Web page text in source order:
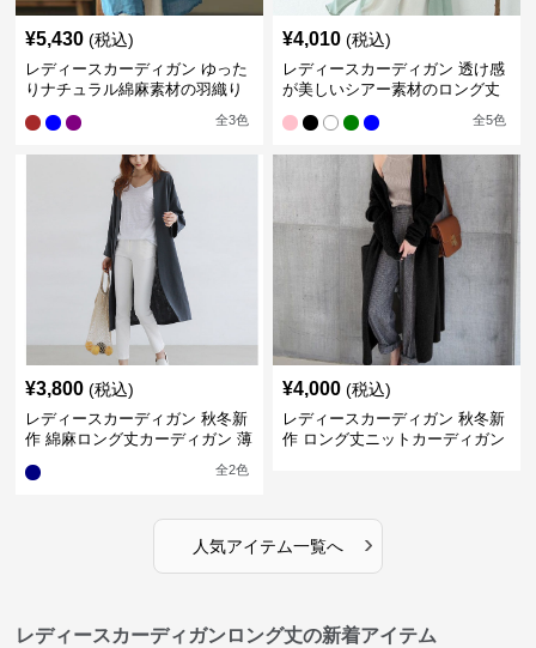
¥5,430 (税込)
レディースカーディガン ゆった
りナチュラル綿麻素材の羽織り
全3色
¥4,010 (税込)
レディースカーディガン 透け感
が美しいシアー素材のロング丈
全5色
¥3,800 (税込)
レディースカーディガン 秋冬新
作 綿麻ロング丈カーディガン 薄
全2色
¥4,000 (税込)
レディースカーディガン 秋冬新
作 ロング丈ニットカーディガン
人気アイテム一覧へ ›
レディースカーディガンロング丈の新着アイテム